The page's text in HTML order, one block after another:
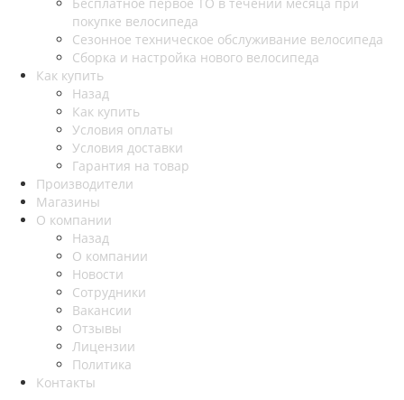
покупке велосипеда
Сезонное техническое обслуживание велосипеда
Сборка и настройка нового велосипеда
Как купить
Назад
Как купить
Условия оплаты
Условия доставки
Гарантия на товар
Производители
Магазины
О компании
Назад
О компании
Новости
Сотрудники
Вакансии
Отзывы
Лицензии
Политика
Контакты